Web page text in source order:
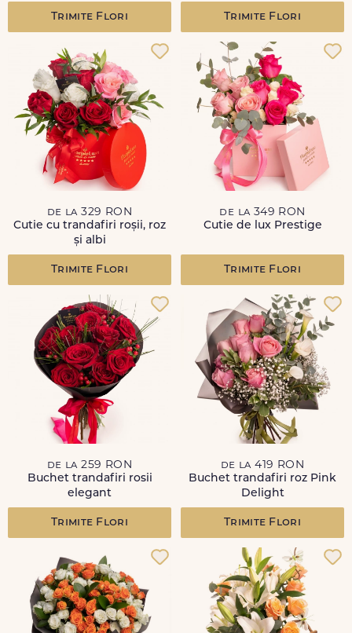
Trimite Flori Trimite Flori
de la 329 RON
Cutie cu trandafiri roșii, roz
și albi
Trimite Flori
de la 349 RON
Cutie de lux Prestige
Trimite Flori
de la 259 RON
Buchet trandafiri rosii
elegant
Trimite Flori
de la 419 RON
Buchet trandafiri roz Pink
Delight
Trimite Flori